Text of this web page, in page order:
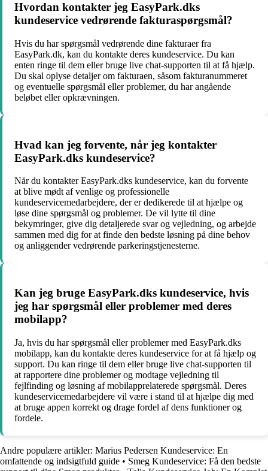
Hvordan kontakter jeg EasyPark.dks
kundeservice vedrørende fakturaspørgsmål?
Hvis du har spørgsmål vedrørende dine fakturaer fra
EasyPark.dk, kan du kontakte deres kundeservice. Du kan
enten ringe til dem eller bruge live chat-supporten til at få hjælp.
Du skal oplyse detaljer om fakturaen, såsom fakturanummeret
og eventuelle spørgsmål eller problemer, du har angående
beløbet eller opkrævningen.
Hvad kan jeg forvente, når jeg kontakter
EasyPark.dks kundeservice?
Når du kontakter EasyPark.dks kundeservice, kan du forvente
at blive mødt af venlige og professionelle
kundeservicemedarbejdere, der er dedikerede til at hjælpe og
løse dine spørgsmål og problemer. De vil lytte til dine
bekymringer, give dig detaljerede svar og vejledning, og arbejde
sammen med dig for at finde den bedste løsning på dine behov
og anliggender vedrørende parkeringstjenesterne.
Kan jeg bruge EasyPark.dks kundeservice, hvis
jeg har spørgsmål eller problemer med deres
mobilapp?
Ja, hvis du har spørgsmål eller problemer med EasyPark.dks
mobilapp, kan du kontakte deres kundeservice for at få hjælp og
support. Du kan ringe til dem eller bruge live chat-supporten til
at rapportere dine problemer og modtage vejledning til
fejlfinding og løsning af mobilapprelaterede spørgsmål. Deres
kundeservicemedarbejdere vil være i stand til at hjælpe dig med
at bruge appen korrekt og drage fordel af dens funktioner og
fordele.
Andre populære artikler: Marius Pedersen Kundeservice: En
omfattende og indsigtfuld guide • Smeg Kundeservice: Få den bedste